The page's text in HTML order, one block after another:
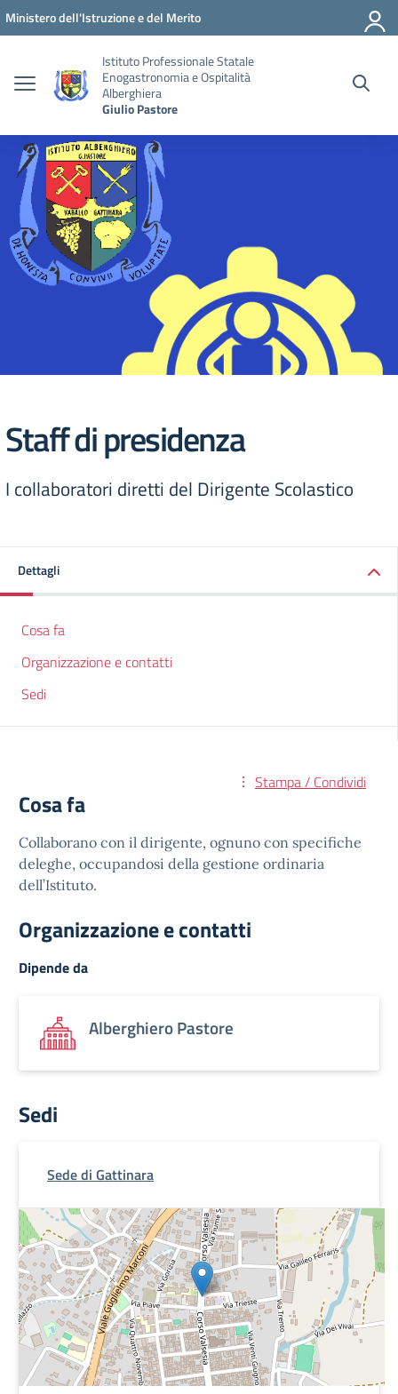
Vai ai contenuti
Vai al menu di navigazione
Vai al footer
Ministero dell'Istruzione e del Merito
Istituto Professionale Statale
Enogastronomia e Ospitalità
Alberghiera
Giulio Pastore
Staff di presidenza
I collaboratori diretti del Dirigente Scolastico
Dettagli
Cosa fa
Organizzazione e contatti
Sedi
Stampa / Condividi
Cosa fa
Collaborano con il dirigente, ognuno con specifiche
deleghe, occupandosi della gestione ordinaria
dell’Istituto.
Organizzazione e contatti
Dipende da
Alberghiero Pastore
Sedi
Sede di Gattinara